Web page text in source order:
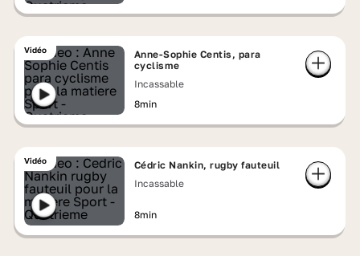
Vidéo
Anne-Sophie Centis, para
cyclisme
Incassable
8min
Vidéo
Cédric Nankin, rugby fauteuil
Incassable
8min